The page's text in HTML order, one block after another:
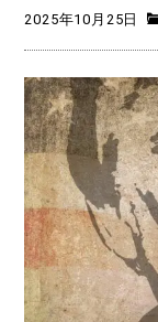
2025年10月25日